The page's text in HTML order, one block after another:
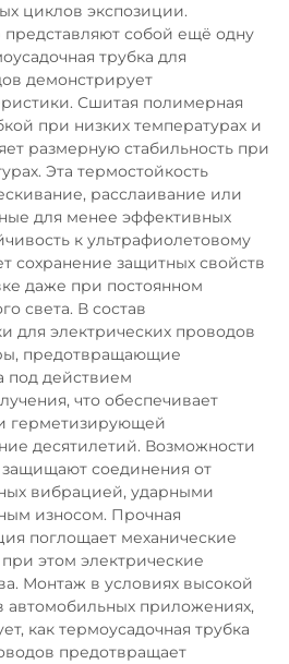
циклов экспозиции.
собой ещё одну
трубка для
демонстрирует
Сшитая полимерная
при низких температурах и
размерную стабильность при
Эта термостойкость
расслаивание или
для менее эффективных
к ультрафиолетовому
сохранение защитных свойств
даже при постоянном
света. В состав
для электрических проводов
предотвращающие
под действием
что обеспечивает
герметизирующей
десятилетий. Возможности
соединения от
вибрацией, ударными
износом. Прочная
поглощает механические
этом электрические
Монтаж в условиях высокой
приложениях,
как термоусадочная трубка
предотвращает